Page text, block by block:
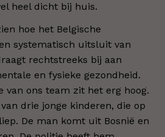
heel dicht bij huis.
hoe het Belgische
systematisch uitsluit van
rechtstreeks bij aan
en fysieke gezondheid.
van ons team zit het erg hoog.
drie jonge kinderen, die op
De man komt uit Bosnië en